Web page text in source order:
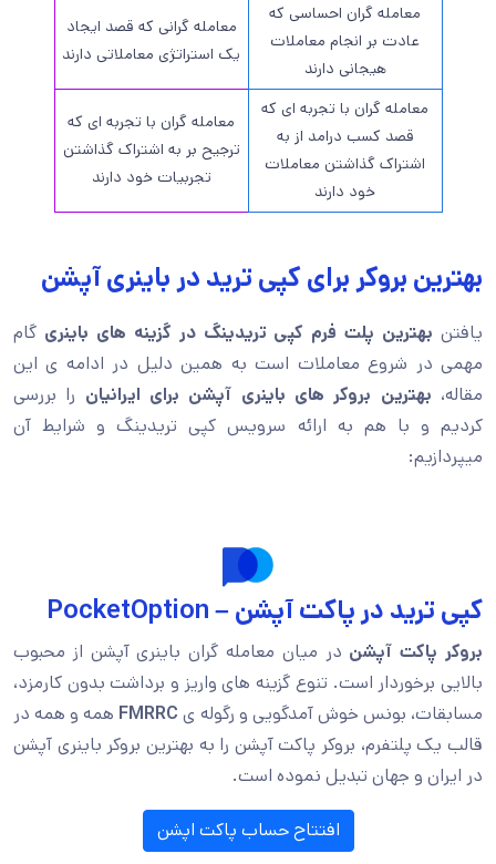
معامله گران احساسی که
عادت بر انجام معاملات
هیجانی دارند
معامله گرانی که قصد ایجاد
یک استراتژی معاملاتی دارند
معامله گران با تجربه ای که
قصد کسب درامد از به
اشتراک گذاشتن معاملات
خود دارند
معامله گران با تجربه ای که
ترجیح بر به اشتراک گذاشتن
تجربیات خود دارند
بهترین بروکر برای کپی ترید در باینری آپشن
یافتن بهترین پلت فرم کپی تریدینگ در گزینه های باینری گام
مهمی در شروع معاملات است به همین دلیل در ادامه ی این
مقاله، بهترین بروکر های باینری آپشن برای ایرانیان را بررسی
کردیم و با هم به ارائه سرویس کپی تریدینگ و شرایط آن
میپردازیم:
کپی ترید در پاکت آپشن – PocketOption
بروکر پاکت آپشن در میان معامله گران باینری آپشن از محبوب
بالایی برخوردار است. تنوع گزینه های واریز و برداشت بدون کارمزد،
مسابقات، بونس خوش آمدگویی و رگوله ی FMRRC همه و همه در
قالب یک پلتفرم، بروکر پاکت آپشن را به بهترین بروکر باینری آپشن
در ایران و جهان تبدیل نموده است.
افتتاح حساب پاکت اپشن